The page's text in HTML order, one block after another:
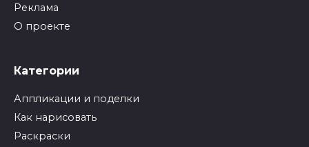
Реклама
О проекте
Категории
Аппликации и поделки
Как нарисовать
Раскраски